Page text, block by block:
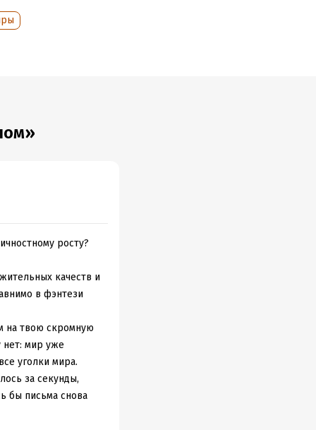
росту?
качеств и
в фэнтези
на твою скромную
нет: мир уже
уголки мира.
за секунды,
бы письма снова